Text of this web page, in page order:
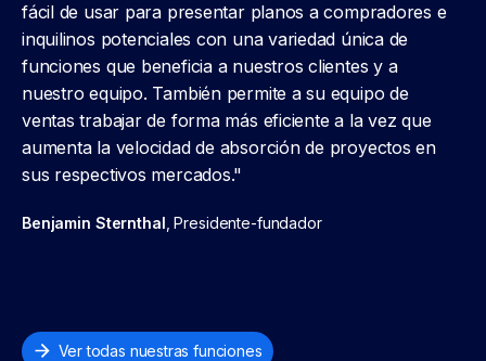
fácil de usar para presentar planos a compradores e
inquilinos potenciales con una variedad única de
funciones que beneficia a nuestros clientes y a
nuestro equipo. También permite a su equipo de
ventas trabajar de forma más eficiente a la vez que
aumenta la velocidad de absorción de proyectos en
sus respectivos mercados."
Benjamin Sternthal , Presidente-fundador
Ver todas nuestras funciones